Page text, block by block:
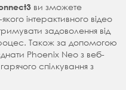
ви зможете
інтерактивного відео
задоволення від
Також за допомогою
Phoenix Neo з веб-
спілкування з